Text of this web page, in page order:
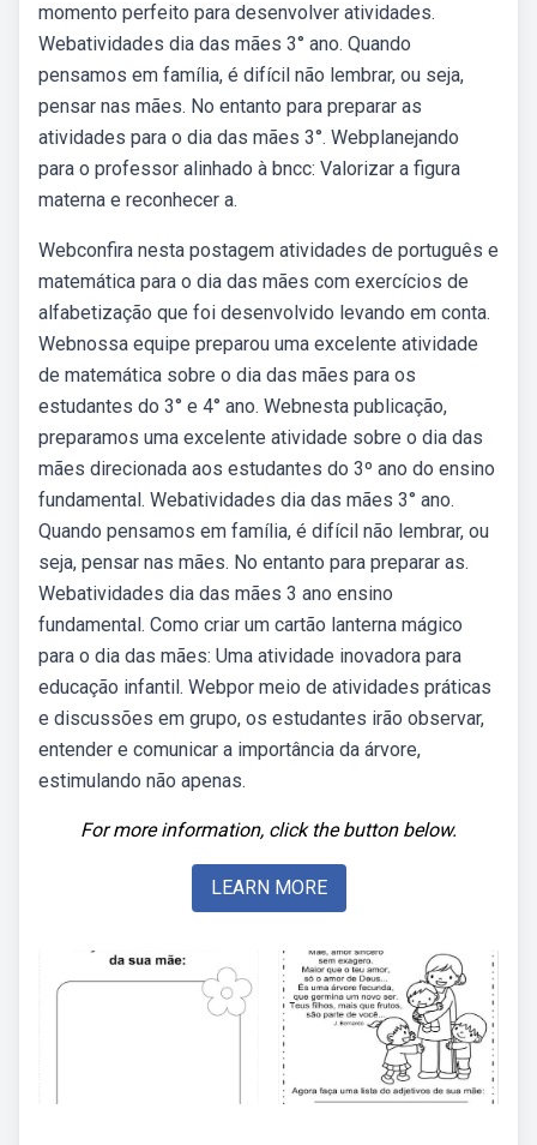
momento perfeito para desenvolver atividades.
Webatividades dia das mães 3° ano. Quando
pensamos em família, é difícil não lembrar, ou seja,
pensar nas mães. No entanto para preparar as
atividades para o dia das mães 3°. Webplanejando
para o professor alinhado à bncc: Valorizar a figura
materna e reconhecer a.
Webconfira nesta postagem atividades de português e
matemática para o dia das mães com exercícios de
alfabetização que foi desenvolvido levando em conta.
Webnossa equipe preparou uma excelente atividade
de matemática sobre o dia das mães para os
estudantes do 3° e 4° ano. Webnesta publicação,
preparamos uma excelente atividade sobre o dia das
mães direcionada aos estudantes do 3º ano do ensino
fundamental. Webatividades dia das mães 3° ano.
Quando pensamos em família, é difícil não lembrar, ou
seja, pensar nas mães. No entanto para preparar as.
Webatividades dia das mães 3 ano ensino
fundamental. Como criar um cartão lanterna mágico
para o dia das mães: Uma atividade inovadora para
educação infantil. Webpor meio de atividades práticas
e discussões em grupo, os estudantes irão observar,
entender e comunicar a importância da árvore,
estimulando não apenas.
For more information, click the button below.
LEARN MORE